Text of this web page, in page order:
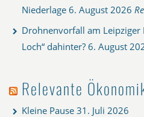
Niederlage 6. August 2026
Drohnenvorfall am Leipziger
Loch“ dahinter? 6. August
Relevante
Kleine Pause 31. Juli 2026